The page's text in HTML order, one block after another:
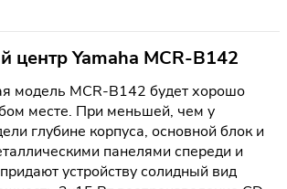
центр Yamaha MCR-B142
модель MCR-B142 будет хорошо
месте. При меньшей, чем у
глубине корпуса, основной блок и
панелями спереди и
устройству солидный вид